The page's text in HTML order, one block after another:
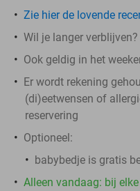
Zie hier de lovende
Wil je langer
Ook geldig in het
Er wordt rekening
(di)eetwensen of
reservering
Optioneel:
babybedje is gratis
Alleen vandaag: bij